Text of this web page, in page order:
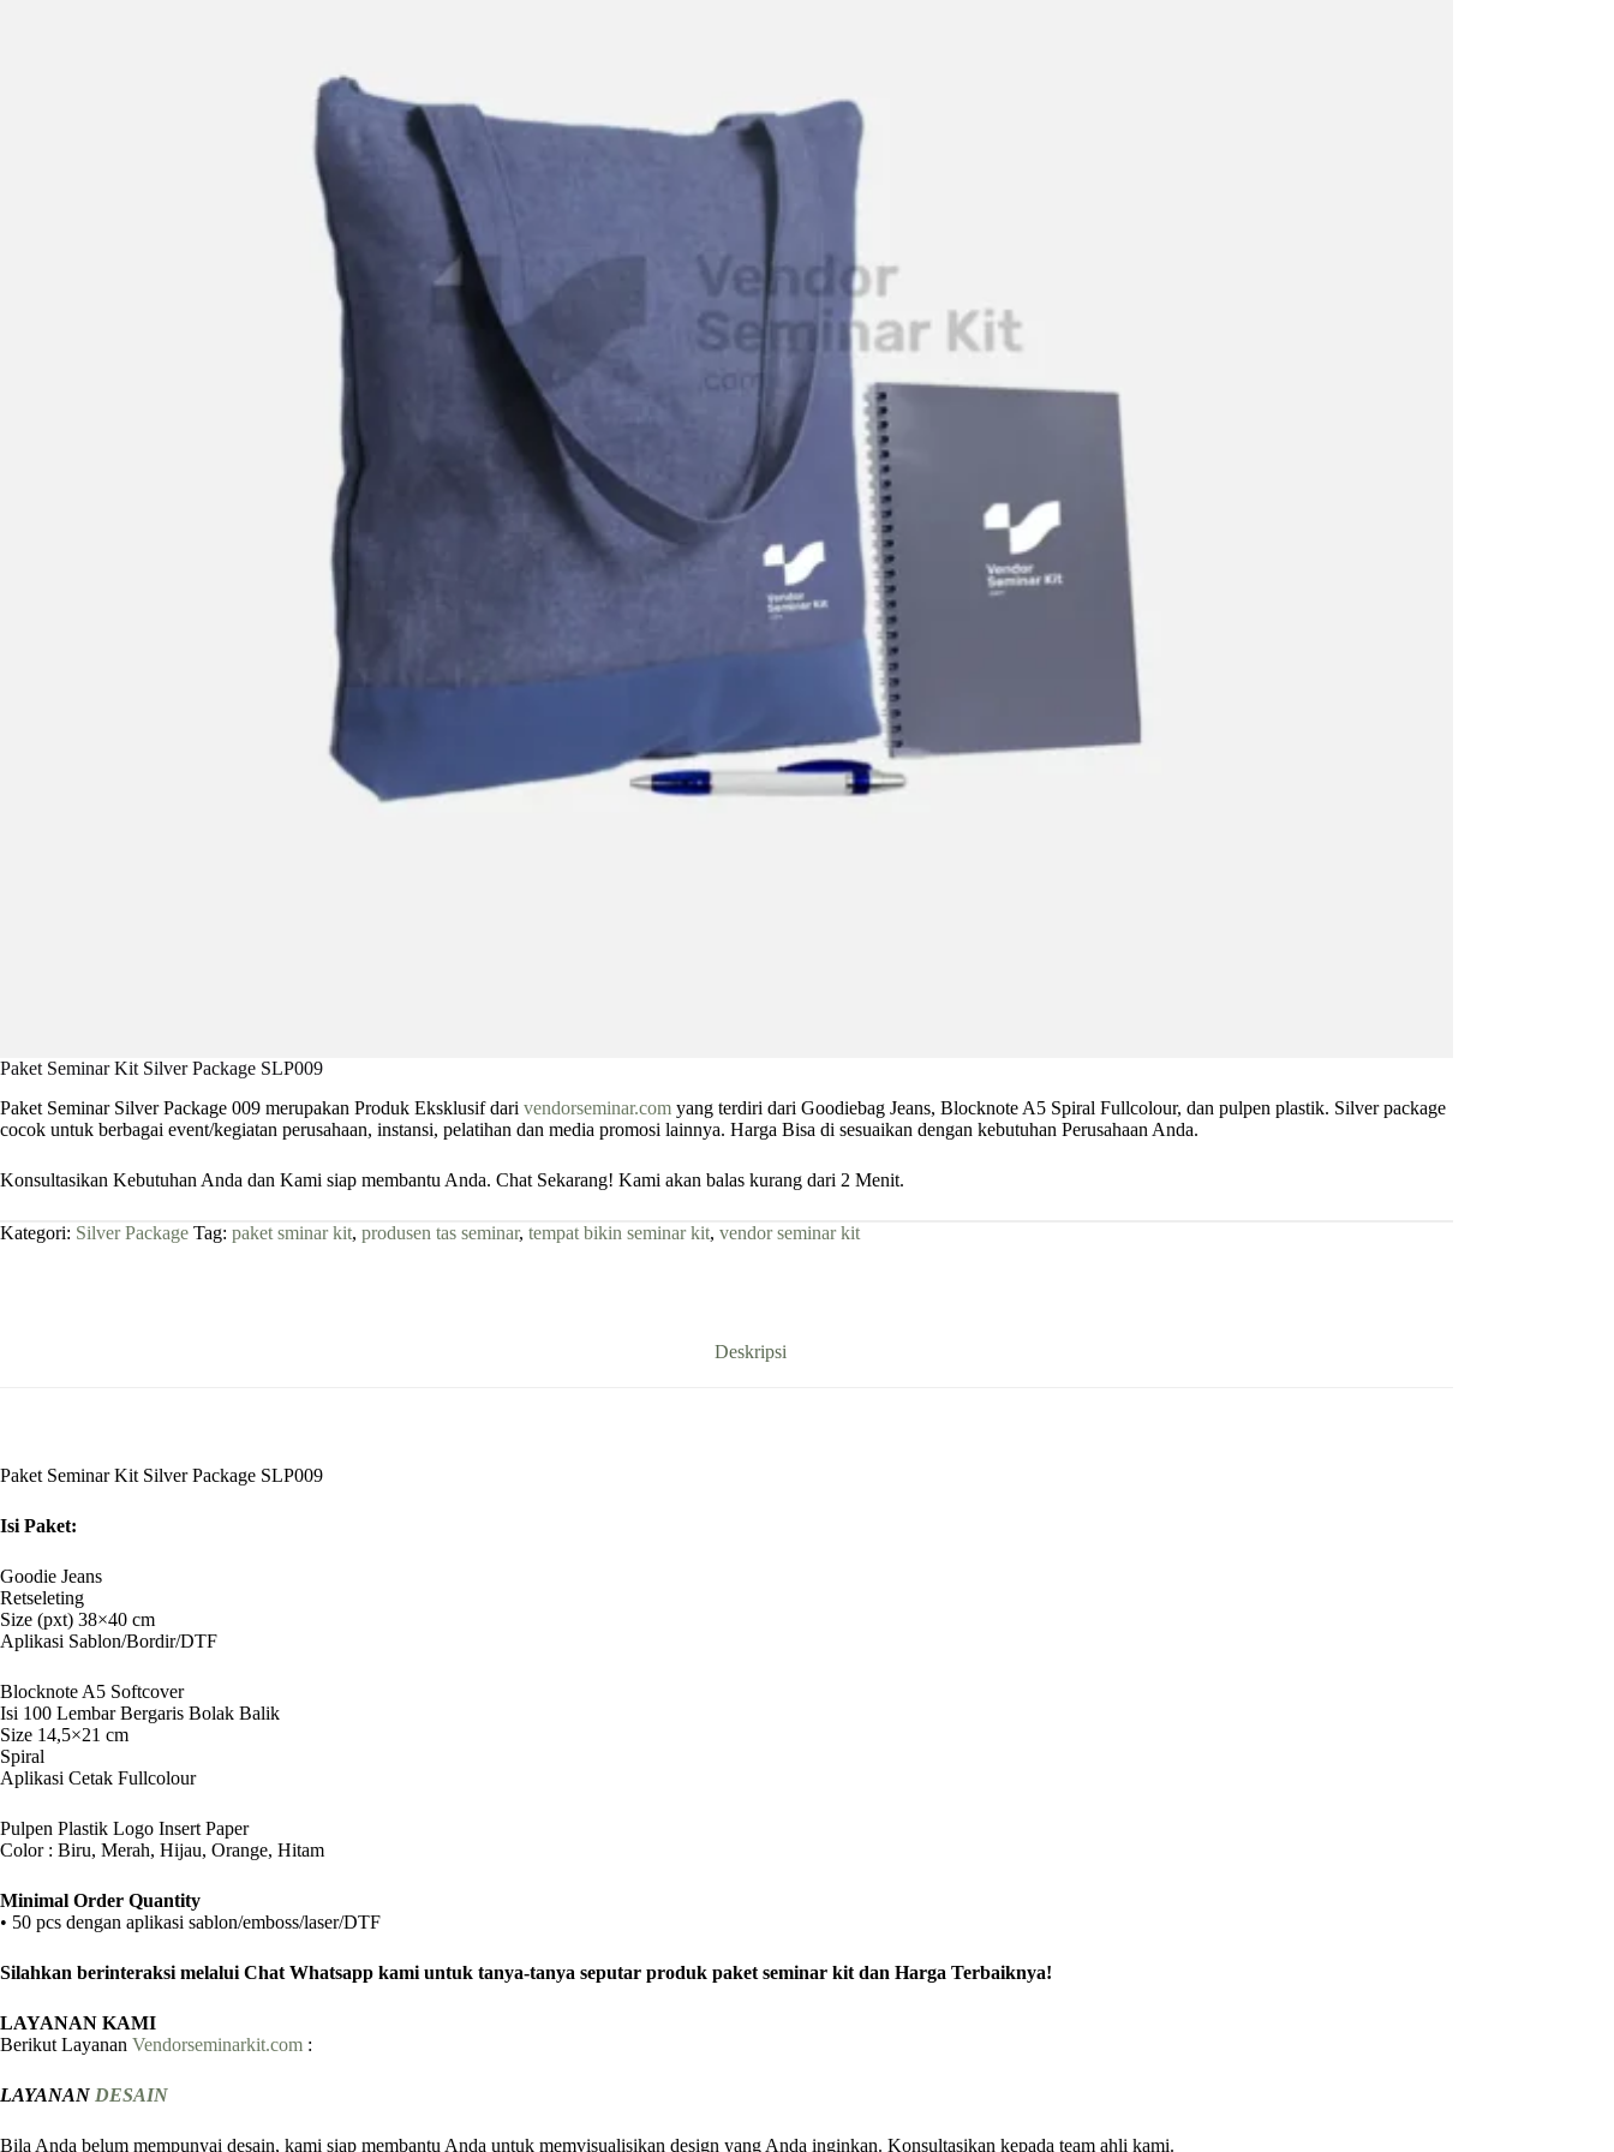
Paket Seminar Kit Silver Package SLP009
Paket Seminar Silver Package 009 merupakan Produk Eksklusif dari vendorseminar.com yang terdiri dari Goodiebag Jeans, Blocknote A5 Spiral Fullcolour, dan pulpen plastik. Silver package
cocok untuk berbagai event/kegiatan perusahaan, instansi, pelatihan dan media promosi lainnya. Harga Bisa di sesuaikan dengan kebutuhan Perusahaan Anda.
Konsultasikan Kebutuhan Anda dan Kami siap membantu Anda. Chat Sekarang! Kami akan balas kurang dari 2 Menit.
Kategori: Silver Package Tag: paket sminar kit, produsen tas seminar, tempat bikin seminar kit, vendor seminar kit
Deskripsi
Paket Seminar Kit Silver Package SLP009
Isi Paket:
Goodie Jeans
Retseleting
Size (pxt) 38×40 cm
Aplikasi Sablon/Bordir/DTF
Blocknote A5 Softcover
Isi 100 Lembar Bergaris Bolak Balik
Size 14,5×21 cm
Spiral
Aplikasi Cetak Fullcolour
Pulpen Plastik Logo Insert Paper
Color : Biru, Merah, Hijau, Orange, Hitam
Minimal Order Quantity
• 50 pcs dengan aplikasi sablon/emboss/laser/DTF
Silahkan berinteraksi melalui Chat Whatsapp kami untuk tanya-tanya seputar produk paket seminar kit dan Harga Terbaiknya!
LAYANAN KAMI
Berikut Layanan Vendorseminarkit.com :
LAYANAN DESAIN
Bila Anda belum mempunyai desain, kami siap membantu Anda untuk memvisualisikan design yang Anda inginkan. Konsultasikan kepada team ahli kami.